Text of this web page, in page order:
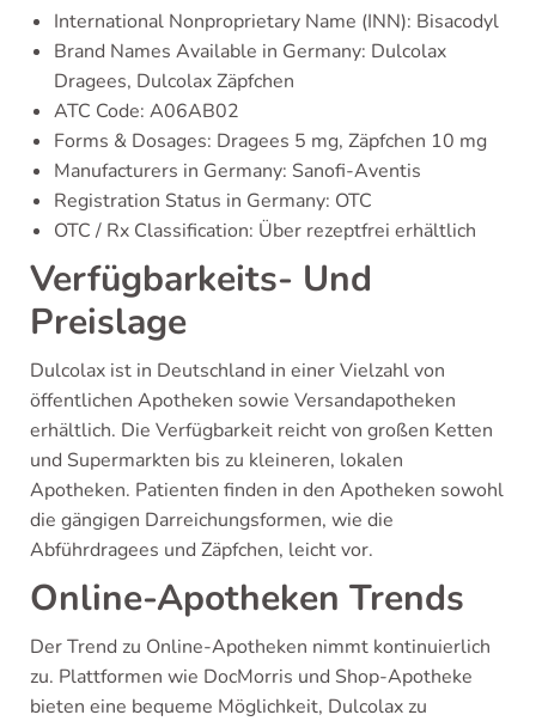
International Nonproprietary Name (INN): Bisacodyl
Brand Names Available in Germany: Dulcolax
Dragees, Dulcolax Zäpfchen
ATC Code: A06AB02
Forms & Dosages: Dragees 5 mg, Zäpfchen 10 mg
Manufacturers in Germany: Sanofi-Aventis
Registration Status in Germany: OTC
OTC / Rx Classification: Über rezeptfrei erhältlich
Verfügbarkeits- Und
Preislage
Dulcolax ist in Deutschland in einer Vielzahl von
öffentlichen Apotheken sowie Versandapotheken
erhältlich. Die Verfügbarkeit reicht von großen Ketten
und Supermarkten bis zu kleineren, lokalen
Apotheken. Patienten finden in den Apotheken sowohl
die gängigen Darreichungsformen, wie die
Abführdragees und Zäpfchen, leicht vor.
Online-Apotheken Trends
Der Trend zu Online-Apotheken nimmt kontinuierlich
zu. Plattformen wie DocMorris und Shop-Apotheke
bieten eine bequeme Möglichkeit, Dulcolax zu